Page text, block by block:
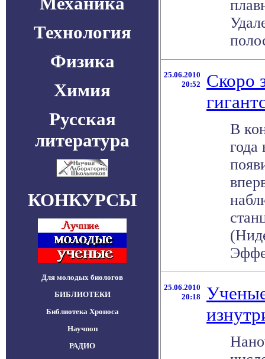
Технология
Физика
Химия
Русская
литература
КОНКУРСЫ
Для молодых биологов
БИБЛИОТЕКИ
Библиотека Хроноса
Научпоп
РАДИО
25.06.2010
20:52
Скоро
В
года
25.06.2010
20:18